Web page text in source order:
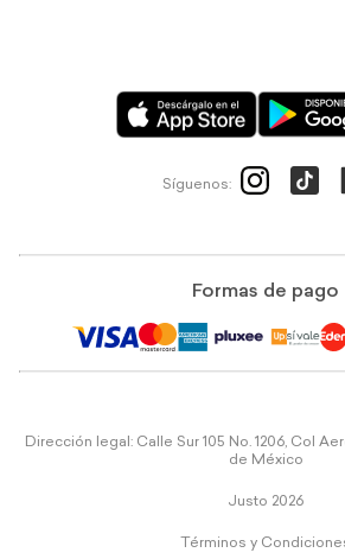
Síguenos:
Formas de pago
Dirección legal: Calle Sur 105 No. 1206, Col
de México
Justo 2026
Términos y